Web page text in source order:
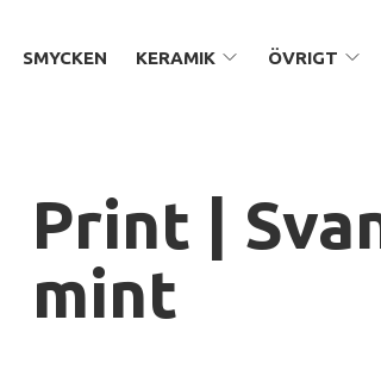
SMYCKEN KERAMIK ÖVRIGT
Print |
mint